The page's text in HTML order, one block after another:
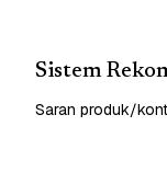
Sistem
Saran produk/